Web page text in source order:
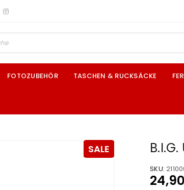
FOTOZUBEHÖR TASCHEN & RUCKSÄCKE
SALE
SKU:
24,90